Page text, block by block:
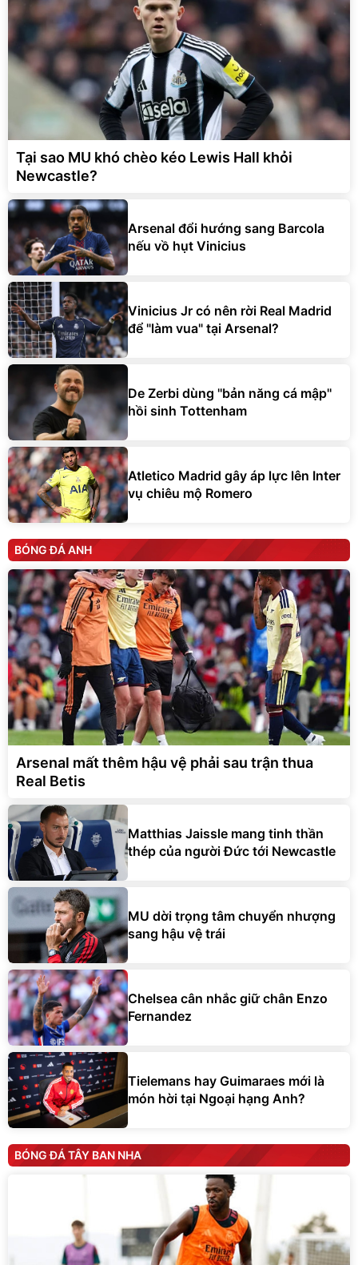
Tại sao MU khó chèo kéo Lewis Hall khỏi
Newcastle?
Arsenal đổi hướng sang Barcola
nếu vồ hụt Vinicius
Vinicius Jr có nên rời Real Madrid
để "làm vua" tại Arsenal?
De Zerbi dùng ''bản năng cá mập''
hồi sinh Tottenham
Atletico Madrid gây áp lực lên Inter
vụ chiêu mộ Romero
BÓNG ĐÁ ANH
Arsenal mất thêm hậu vệ phải sau trận thua
Real Betis
Matthias Jaissle mang tinh thần
thép của người Đức tới Newcastle
MU dời trọng tâm chuyển nhượng
sang hậu vệ trái
Chelsea cân nhắc giữ chân Enzo
Fernandez
Tielemans hay Guimaraes mới là
món hời tại Ngoại hạng Anh?
BÓNG ĐÁ TÂY BAN NHA